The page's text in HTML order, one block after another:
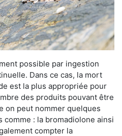
possible par ingestion
Dans ce cas, la mort
est la plus appropriée pour
des produits pouvant être
on peut nommer quelques
: la bromadiolone ainsi
compter la